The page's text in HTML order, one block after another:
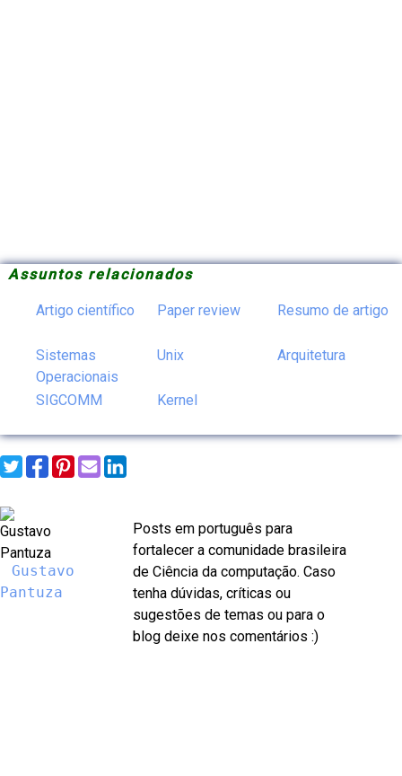
Assuntos relacionados
Artigo científico Paper review Resumo de artigo
Sistemas
Operacionais
Unix Arquitetura
SIGCOMM Kernel
Gustavo
Pantuza
Posts em português para
fortalecer a comunidade brasileira
de Ciência da computação. Caso
tenha dúvidas, críticas ou
sugestões de temas ou para o
blog deixe nos comentários :)